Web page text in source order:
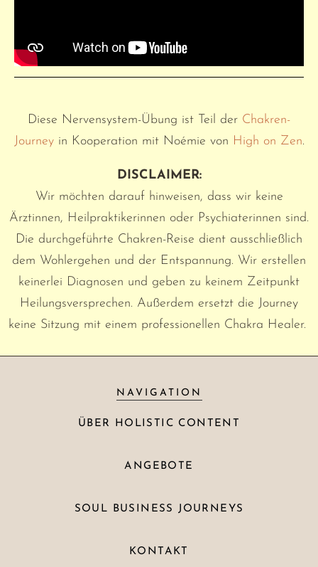
Diese Nervensystem-Übung ist Teil der Chakren-
Journeyin Kooperation mit Noémie von High on Zen.
DISCLAIMER:
Wir möchten darauf hinweisen, dass wir keine
Ärztinnen, Heilpraktikerinnen oder Psychiaterinnen sind.
Die durchgeführte Chakren-Reise dient ausschließlich
dem Wohlergehen und der Entspannung. Wir erstellen
keinerlei Diagnosen und geben zu keinem Zeitpunkt
Heilungsversprechen. Außerdem ersetzt die Journey
keine Sitzung mit einem professionellen Chakra Healer.
NAVIGATION
ÜBER HOLISTIC CONTENT
ANGEBOTE
SOUL BUSINESS JOURNEYS
KONTAKT